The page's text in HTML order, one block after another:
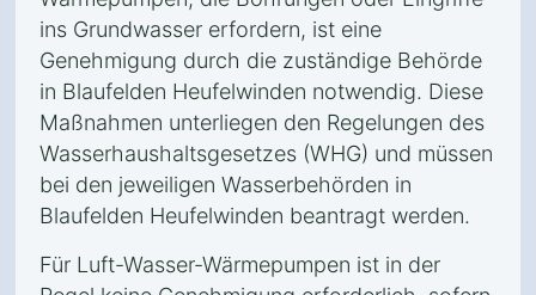
ins Grundwasser erfordern, ist eine
Genehmigung durch die zuständige Behörde
in Blaufelden Heufelwinden notwendig. Diese
Maßnahmen unterliegen den Regelungen des
Wasserhaushaltsgesetzes (WHG) und müssen
bei den jeweiligen Wasserbehörden in
Blaufelden Heufelwinden beantragt werden.
Für Luft-Wasser-Wärmepumpen ist in der